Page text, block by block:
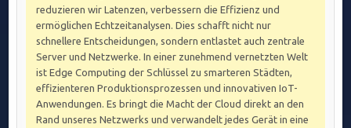
reduzieren wir Latenzen, verbessern die Effizienz und
ermöglichen Echtzeitanalysen. Dies schafft nicht nur
schnellere Entscheidungen, sondern entlastet auch zentrale
Server und Netzwerke. In einer zunehmend vernetzten Welt
ist Edge Computing der Schlüssel zu smarteren Städten,
effizienteren Produktionsprozessen und innovativen IoT-
Anwendungen. Es bringt die Macht der Cloud direkt an den
Rand unseres Netzwerks und verwandelt jedes Gerät in eine